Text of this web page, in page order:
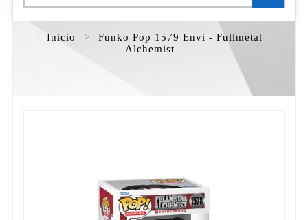
Inicio
Funko Pop 1579 Envi - Fullmetal
Alchemist